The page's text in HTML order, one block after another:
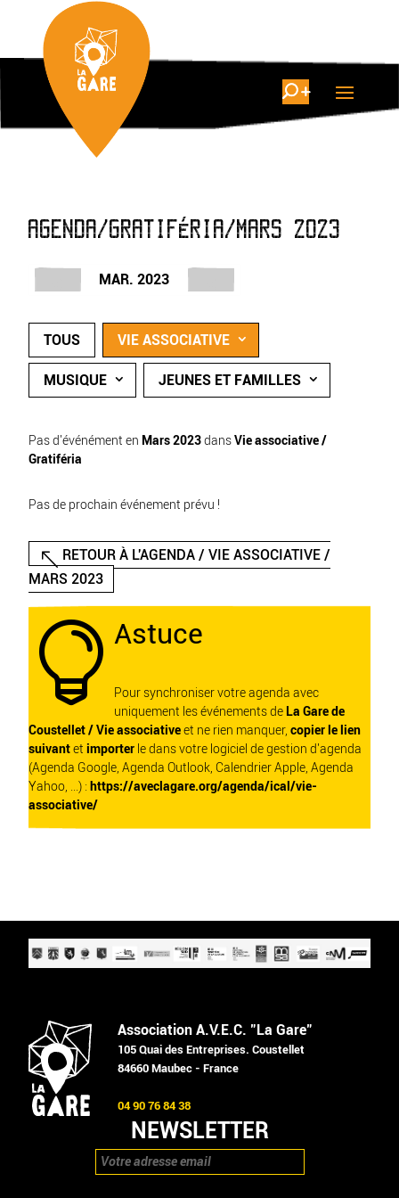
AGENDA/GRATIFÉRIA/MARS 2023
MAR. 2023
TOUS VIE ASSOCIATIVE
MUSIQUE JEUNES ET FAMILLES
Pas d'événément en Mars 2023dansVie associative /
Gratiféria
Pas de prochain événement prévu !
RETOUR À L'AGENDA / VIE ASSOCIATIVE /
MARS 2023
 Astuce
Pour synchroniser votre agenda avec
uniquement les événements de La Gare de
Coustellet / Vie associativeet ne rien manquer, copier le lien
suivantet importer le dans votre logiciel de gestion d'agenda
(Agenda Google, Agenda Outlook, Calendrier Apple, Agenda
Yahoo, ...) : https://aveclagare.org/agenda/ical/vie-
associative/
Association A.V.E.C. "La Gare"
105 Quai des Entreprises. Coustellet
84660 Maubec - France
04 90 76 84 38
NEWSLETTER